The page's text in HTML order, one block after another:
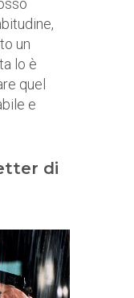
un
lo è
quel
e
di